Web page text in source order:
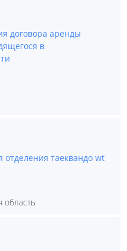
договора аренды
в
отделения таеквандо wt
область